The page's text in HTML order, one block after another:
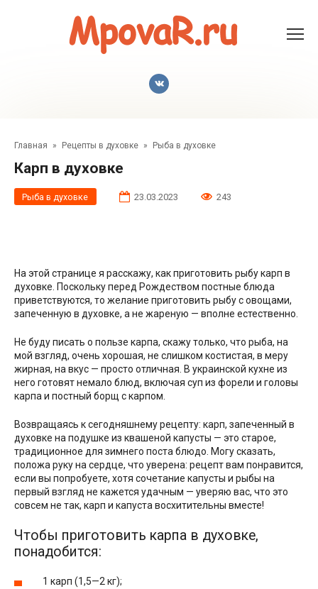
Главная » Рецепты в духовке » Рыба в духовке
Карп в духовке
Рыба в духовке 23.03.2023 243
На этой странице я расскажу, как приготовить рыбу карп в
духовке. Поскольку перед Рождеством постные блюда
приветствуются, то желание приготовить рыбу с овощами,
запеченную в духовке, а не жареную — вполне естественно.
Не буду писать о пользе карпа, скажу только, что рыба, на
мой взгляд, очень хорошая, не слишком костистая, в меру
жирная, на вкус — просто отличная. В украинской кухне из
него готовят немало блюд, включая суп из форели и головы
карпа и постный борщ с карпом.
Возвращаясь к сегодняшнему рецепту: карп, запеченный в
духовке на подушке из квашеной капусты — это старое,
традиционное для зимнего поста блюдо. Могу сказать,
положа руку на сердце, что уверена: рецепт вам понравится,
если вы попробуете, хотя сочетание капусты и рыбы на
первый взгляд не кажется удачным — уверяю вас, что это
совсем не так, карп и капуста восхитительны вместе!
Чтобы приготовить карпа в духовке,
понадобится:
1 карп (1,5—2 кг);